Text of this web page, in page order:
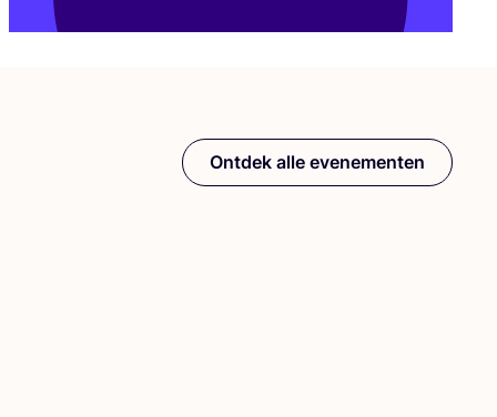
Ontdek alle evenementen